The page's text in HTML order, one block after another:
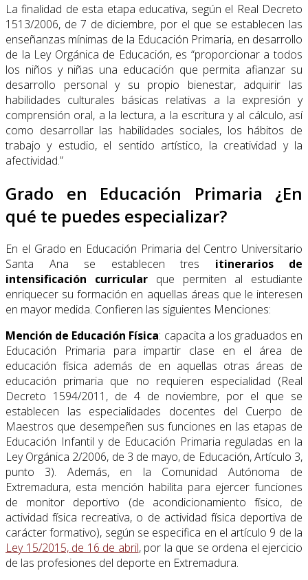
La finalidad de esta etapa educativa, según el Real Decreto
1513/2006, de 7 de diciembre, por el que se establecen las
enseñanzas mínimas de la Educación Primaria, en desarrollo
de la Ley Orgánica de Educación, es “proporcionar a todos
los niños y niñas una educación que permita afianzar su
desarrollo personal y su propio bienestar, adquirir las
habilidades culturales básicas relativas a la expresión y
comprensión oral, a la lectura, a la escritura y al cálculo, así
como desarrollar las habilidades sociales, los hábitos de
trabajo y estudio, el sentido artístico, la creatividad y la
afectividad.”
Grado en Educación Primaria ¿En
qué te puedes especializar?
En el Grado en Educación Primaria del Centro Universitario
Santa Ana se establecen tres itinerarios de
intensificación curricular que permiten al estudiante
enriquecer su formación en aquellas áreas que le interesen
en mayor medida. Confieren las siguientes Menciones:
Mención de Educación Física: capacita a los graduados en
Educación Primaria para impartir clase en el área de
educación física además de en aquellas otras áreas de
educación primaria que no requieren especialidad (Real
Decreto 1594/2011, de 4 de noviembre, por el que se
establecen las especialidades docentes del Cuerpo de
Maestros que desempeñen sus funciones en las etapas de
Educación Infantil y de Educación Primaria reguladas en la
Ley Orgánica 2/2006, de 3 de mayo, de Educación, Artículo 3,
punto 3). Además, en la Comunidad Autónoma de
Extremadura, esta mención habilita para ejercer funciones
de monitor deportivo (de acondicionamiento físico, de
actividad física recreativa, o de actividad física deportiva de
carácter formativo), según se especifica en el artículo 9 de la
Ley 15/2015, de 16 de abril, por la que se ordena el ejercicio
de las profesiones del deporte en Extremadura.